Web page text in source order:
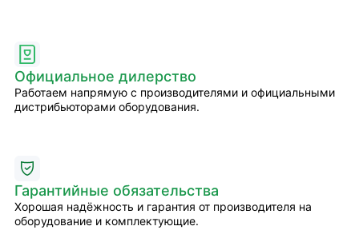
Официальное дилерство
Работаем напрямую с производителями и официальными
дистрибьюторами оборудования.
Гарантийные обязательства
Хорошая надёжность и гарантия от производителя на
оборудование и комплектующие.